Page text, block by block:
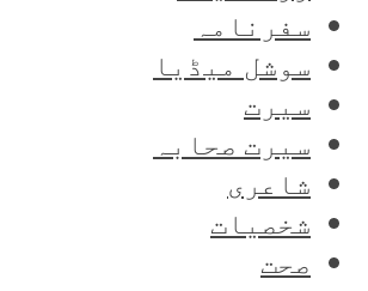
سفرنامہ
سوشل میڈیا
سیرت
سیرت صحابہ
شاعری
شخصیات
صحت